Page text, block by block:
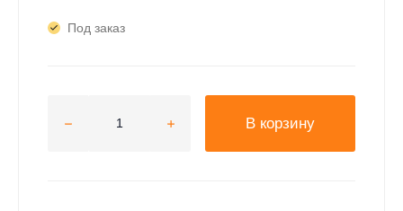
Под заказ
В корзину